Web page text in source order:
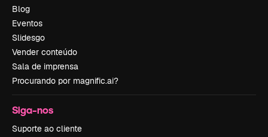
Blog
Eventos
Slidesgo
Vender conteúdo
Sala de imprensa
Procurando por magnific.ai?
Siga-nos
Suporte ao cliente